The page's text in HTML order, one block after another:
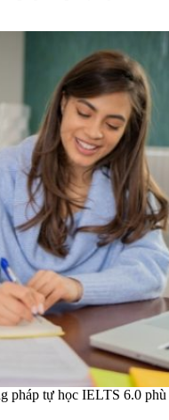
pháp tự học IELTS 6.0